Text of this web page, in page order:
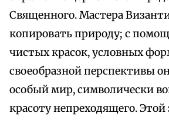
Священного. Мастера
копировать природу; с
чистых красок, условных
своеобразной перспективы
особый мир, символически
красоту непреходящего. Этой